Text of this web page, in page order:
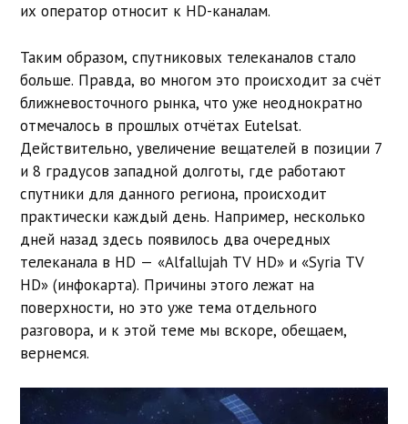
их оператор относит к HD-каналам.
Таким образом, спутниковых телеканалов стало
больше. Правда, во многом это происходит за счёт
ближневосточного рынка, что уже неоднократно
отмечалось в прошлых отчётах Eutelsat.
Действительно, увеличение вещателей в позиции 7
и 8 градусов западной долготы, где работают
спутники для данного региона, происходит
практически каждый день. Например, несколько
дней назад здесь появилось два очередных
телеканала в HD — «Alfallujah TV HD» и «Syria TV
HD» (инфокарта). Причины этого лежат на
поверхности, но это уже тема отдельного
разговора, и к этой теме мы вскоре, обещаем,
вернемся.